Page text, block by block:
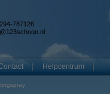
787126
Helpcentrum